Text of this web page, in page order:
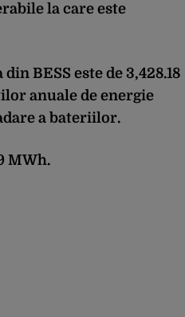
la care este
BESS este de 3,428.18
anuale de energie
a bateriilor.
MWh.